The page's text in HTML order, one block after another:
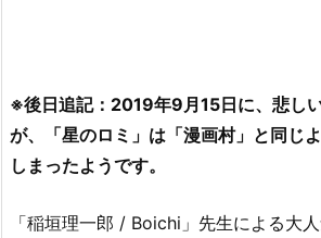
※後日追記：2019年9月15日に、悲し
が、「星のロミ」は「漫画村」と同じ
しまったようです。
「稲垣理一郎 / Boichi」先生による大